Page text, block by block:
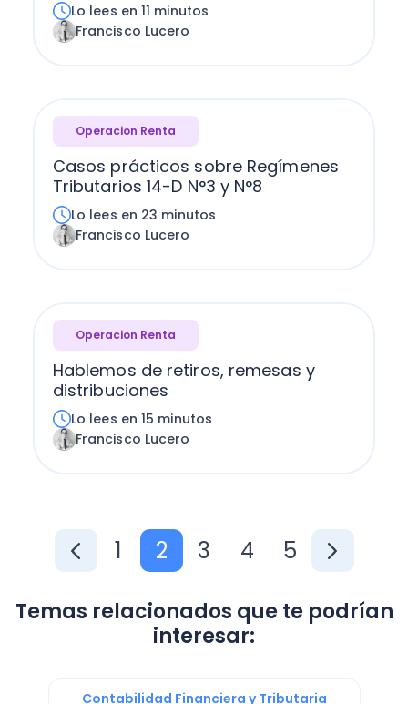
Lo lees en 11 minutos
Francisco Lucero
Operacion Renta
Casos prácticos sobre Regímenes
Tributarios 14-D N°3 y N°8
Lo lees en 23 minutos
Francisco Lucero
Operacion Renta
Hablemos de retiros, remesas y
distribuciones
Lo lees en 15 minutos
Francisco Lucero
1 2 3 4 5
Temas relacionados que te podrían
interesar:
Contabilidad Financiera y Tributaria